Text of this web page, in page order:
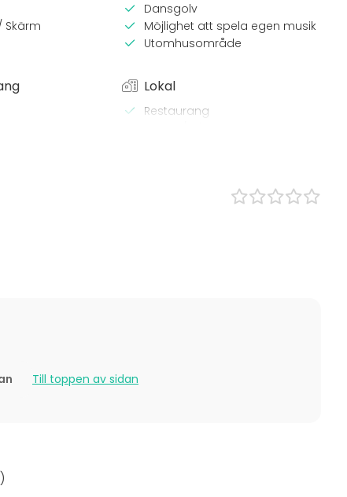
Skärm
Dansgolv
Möjlighet att spela egen musik
Utomhusområde
Lokal
Restaurang
Till toppen av sidan
)